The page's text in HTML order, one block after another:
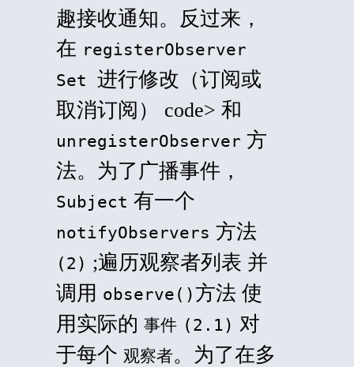
趣接收通知。反过来，
在 registerObserver
Set 进行修改（订阅或
取消订阅） code> 和
unregisterObserver 方
法。为了广播事件，
Subject 有一个
notifyObservers 方法
(2) ;遍历观察者列表 并
调用 observe()方法 使
用实际的 事件 (2.1) 对
于每个 观察者。为了在多